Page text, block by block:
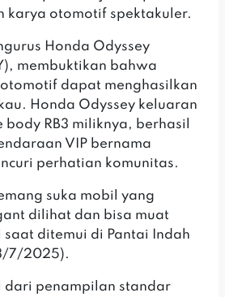
karya otomotif spektakuler.
Honda Odyssey
membuktikan bahwa
dapat menghasilkan
Honda Odyssey keluaran
RB3 miliknya, berhasil
VIP bernama
perhatian komunitas.
suka mobil yang
dilihat dan bisa muat
saat ditemui di Pantai Indah
7/2025).
dari penampilan standar